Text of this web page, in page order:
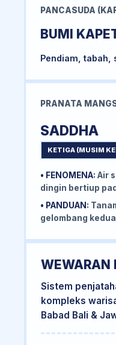
PANCASUDA
BUMI
Pendiam, tabah,
PRANATA
SADDHA
KETIGA (MUSIM
• FENOMENA: Air
dingin bertiup
• PANDUAN:
gelombang kedua
WEWARAN
Sistem
kompleks
Babad Bali &